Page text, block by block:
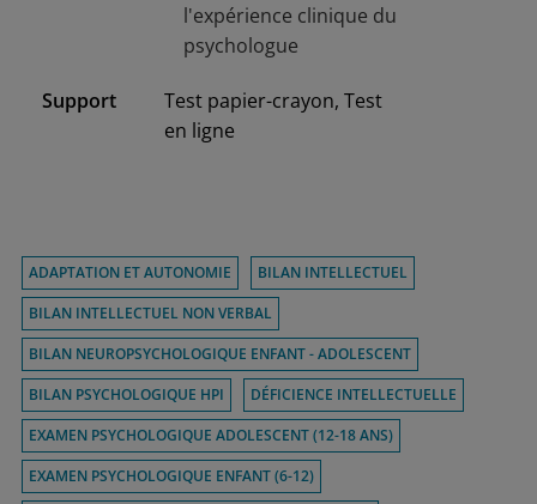
l'expérience clinique du
psychologue
Support
Test papier-crayon, Test
en ligne
ADAPTATION ET AUTONOMIE
BILAN INTELLECTUEL
BILAN INTELLECTUEL NON VERBAL
BILAN NEUROPSYCHOLOGIQUE ENFANT - ADOLESCENT
BILAN PSYCHOLOGIQUE HPI
DÉFICIENCE INTELLECTUELLE
EXAMEN PSYCHOLOGIQUE ADOLESCENT (12-18 ANS)
EXAMEN PSYCHOLOGIQUE ENFANT (6-12)